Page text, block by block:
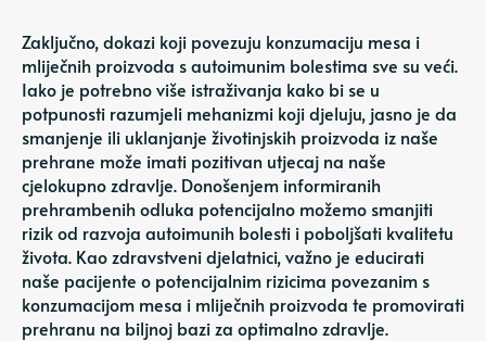
Zaključno, dokazi koji povezuju konzumaciju mesa i
mliječnih proizvoda s autoimunim bolestima sve su veći.
Iako je potrebno više istraživanja kako bi se u
potpunosti razumjeli mehanizmi koji djeluju, jasno je da
smanjenje ili uklanjanje životinjskih proizvoda iz naše
prehrane može imati pozitivan utjecaj na naše
cjelokupno zdravlje. Donošenjem informiranih
prehrambenih odluka potencijalno možemo smanjiti
rizik od razvoja autoimunih bolesti i poboljšati kvalitetu
života. Kao zdravstveni djelatnici, važno je educirati
naše pacijente o potencijalnim rizicima povezanim s
konzumacijom mesa i mliječnih proizvoda te promovirati
prehranu na biljnoj bazi za optimalno zdravlje.